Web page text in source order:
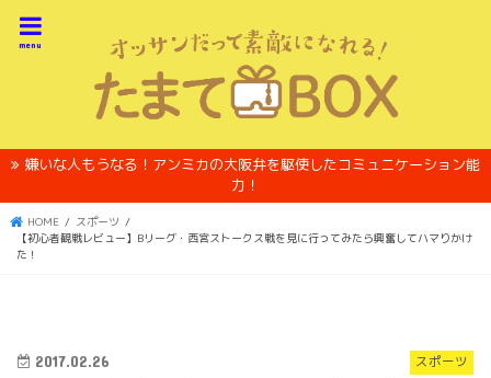
menu
嫌いな人もうなる！アンミカの大阪弁を駆使したコミュニケーション能
力！
HOME
スポーツ
【初心者観戦レビュー】Bリーグ・西宮ストークス戦を見に行ってみたら興奮してハマりかけ
た！
スポーツ
2017.02.26